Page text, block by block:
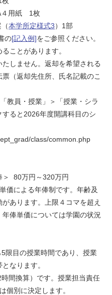
４用紙 1枚
本学所定様式3）1部
の[記入例]をご参照ください。
ことがあります。
しません。返却を希望される
（返却先住所、氏名記載のこ
教員・授業」＞「授業・シラ
ると2026年度開講科目のシ
class/common.php
80万円～320万円
による年俸制です。年齢及
あります。上限４コマを超え
俸単価については学園の状況
目の授業時間であり、授業
なります。
間換算）です。授業担当責任
個別に決定します。